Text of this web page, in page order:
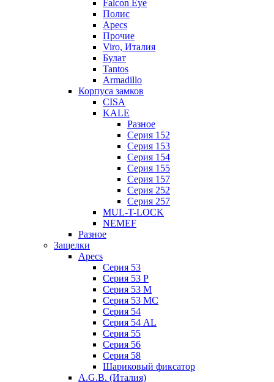
Falcon Eye
Полис
Apecs
Прочие
Viro, Италия
Булат
Tantos
Armadillo
Корпуса замков
CISA
KALE
Разное
Серия 152
Серия 153
Серия 154
Серия 155
Серия 157
Серия 252
Серия 257
MUL-T-LOCK
NEMEF
Разное
Защелки
Apecs
Серия 53
Серия 53 P
Серия 53 М
Серия 53 МC
Серия 54
Серия 54 AL
Серия 55
Серия 56
Серия 58
Шариковый фиксатор
A.G.B. (Италия)